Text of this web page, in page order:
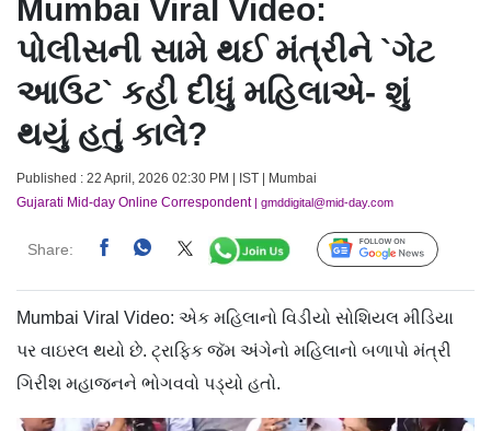
Mumbai Viral Video:
પોલીસની સામે થઈ મંત્રીને `ગેટ
આઉટ` કહી દીધું મહિલાએ- શું
થયું હતું કાલે?
Published : 22 April, 2026 02:30 PM | IST | Mumbai
Gujarati Mid-day Online Correspondent| gmddigital@mid-day.com
Share: Follow Us
Mumbai Viral Video: એક મહિલાનો વિડીયો સોશિયલ મીડિયા
પર વાઇરલ થયો છે. ટ્રાફિક જૅમ અંગેનો મહિલાનો બળાપો મંત્રી
ગિરીશ મહાજનને ભોગવવો પડ્યો હતો.